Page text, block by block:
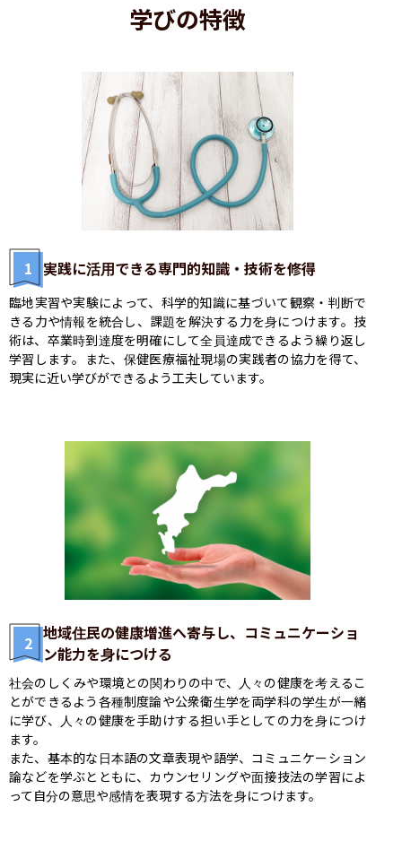
学びの特徴
1 実践に活用できる専門的知識・技術を修得
臨地実習や実験によって、科学的知識に基づいて観察・判断で
きる力や情報を統合し、課題を解決する力を身につけます。技
術は、卒業時到達度を明確にして全員達成できるよう繰り返し
学習します。また、保健医療福祉現場の実践者の協力を得て、
現実に近い学びができるよう工夫しています。
2 地域住民の健康増進へ寄与し、コミュニケーショ
ン能力を身につける
社会のしくみや環境との関わりの中で、人々の健康を考えるこ
とができるよう各種制度論や公衆衛生学を両学科の学生が一緒
に学び、人々の健康を手助けする担い手としての力を身につけ
ます。
また、基本的な日本語の文章表現や語学、コミュニケーション
論などを学ぶとともに、カウンセリングや面接技法の学習によ
って自分の意思や感情を表現する方法を身につけます。